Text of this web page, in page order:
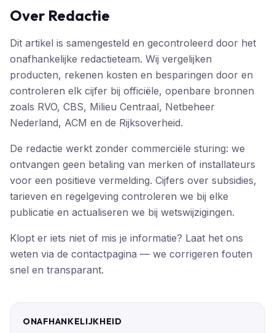
Over Redactie
Dit artikel is samengesteld en gecontroleerd door het
onafhankelijke redactieteam. Wij vergelijken
producten, rekenen kosten en besparingen door en
controleren elk cijfer bij officiële, openbare bronnen
zoals RVO, CBS, Milieu Centraal, Netbeheer
Nederland, ACM en de Rijksoverheid.
De redactie werkt zonder commerciële sturing: we
ontvangen geen betaling van merken of installateurs
voor een positieve vermelding. Cijfers over subsidies,
tarieven en regelgeving controleren we bij elke
publicatie en actualiseren we bij wetswijzigingen.
Klopt er iets niet of mis je informatie? Laat het ons
weten via de contactpagina — we corrigeren fouten
snel en transparant.
ONAFHANKELIJKHEID